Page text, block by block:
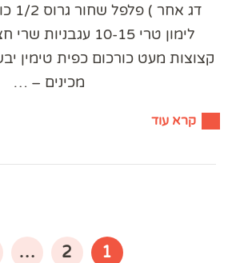
קצוצות מעט כורכום כפית טימין
מכינים – …
קרא עוד
pagination
עמוד
1 עמוד
2
…